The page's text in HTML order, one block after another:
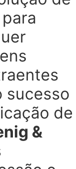
sucesso
de
&